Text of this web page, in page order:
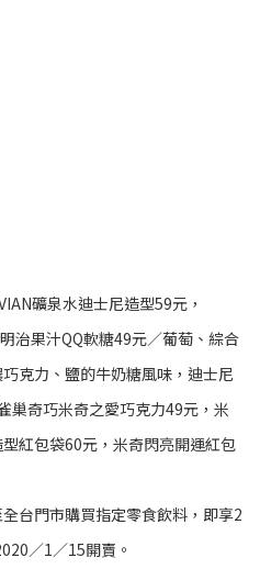
礦泉水迪士尼造型59元，
治果汁QQ軟糖49元／葡萄、綜合
克力、鹽的牛奶糖風味，迪士尼
巢奇巧米奇之愛巧克力49元，米
紅包袋60元，米奇閃亮開運紅包
台門市購買指定零食飲料，即享2
／1／15開賣。